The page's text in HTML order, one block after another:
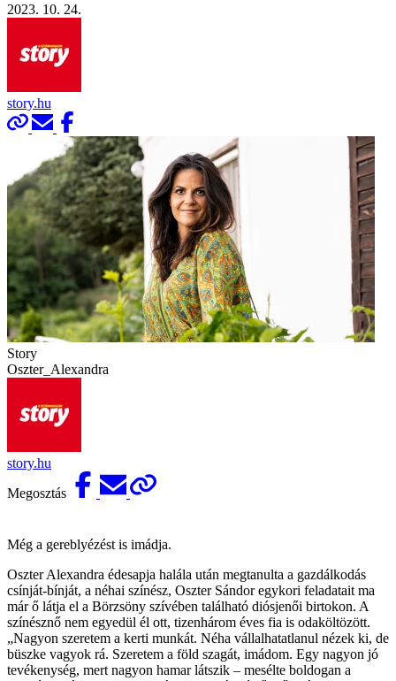
2023. 10. 24.
story.hu
Story
Oszter_Alexandra
story.hu
Megosztás
Még a gereblyézést is imádja.
Oszter Alexandra édesapja halála után megtanulta a gazdálkodás
csínját-bínját, a néhai színész, Oszter Sándor egykori feladatait ma
már ő látja el a Börzsöny szívében található diósjenői birtokon. A
színésznő nem egyedül él ott, tizenhárom éves fia is odaköltözött.
„Nagyon szeretem a kerti munkát. Néha vállalhatatlanul nézek ki, de
büszke vagyok rá. Szeretem a föld szagát, imádom. Egy nagyon jó
tevékenység, mert nagyon hamar látszik – mesélte boldogan a